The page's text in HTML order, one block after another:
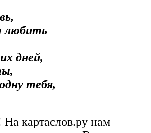
любить
дней,
тебя,
На картаслов.ру нам